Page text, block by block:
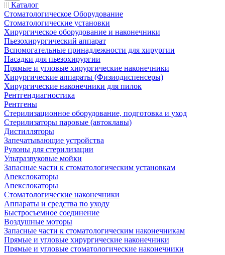
Каталог
Стоматологическое Оборудование
Стоматологические установки
Хирургическое оборудование и наконечники
Пьезохирургический аппарат
Вспомогательные принадлежности для хирургии
Насадки для пьезохирургии
Прямые и угловые хирургические наконечники
Хирургические аппараты (Физиодиспенсеры)
Хирургические наконечники для пилок
Рентгендиагностика
Рентгены
Стерилизационное оборудование, подготовка и уход
Стерилизаторы паровые (автоклавы)
Дистилляторы
Запечатывающие устройства
Рулоны для стерилизации
Ультразвуковые мойки
Запасные части к стоматологическим установкам
Апекслокаторы
Апекслокаторы
Стоматологические наконечники
Аппараты и средства по уходу
Быстросъемное соединение
Воздушные моторы
Запасные части к стоматологическим наконечникам
Прямые и угловые хирургические наконечники
Прямые и угловые стоматологические наконечники